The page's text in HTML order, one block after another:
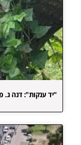
"יד ענקות": דנה ג.